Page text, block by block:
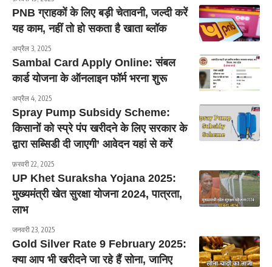
PNB ग्राहकों के लिए बड़ी चेतावनी, जल्दी करें
यह काम, नहीं तो हो सकता है खाता ब्लॉक
अप्रैल 3, 2025
Sambal Card Apply Online: संबल
कार्ड योजना के ऑनलाइन फॉर्म भरना शुरू
अप्रैल 4, 2025
Spray Pump Subsidy Scheme:
किसानों को स्प्रे पंप खरीदने के लिए सरकार के
द्वारा सब्सिडी दी जाएगी’ आवेदन यहां से करें
फ़रवरी 22, 2025
UP Khet Suraksha Yojana 2025:
मुख्यमंत्री खेत सुरक्षा योजना 2024, पात्रता,
लाभ
जनवरी 23, 2025
Gold Silver Rate 9 February 2025:
क्या आप भी खरीदने जा रहे हैं सोना, जानिए